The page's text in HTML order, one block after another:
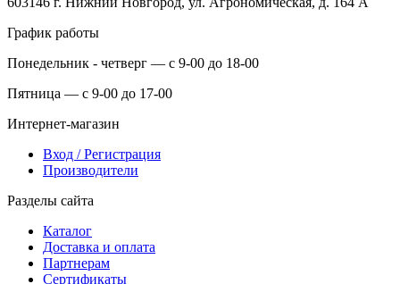
График работы
Понедельник - четверг — с 9-00 до 18-00
Пятница — с 9-00 до 17-00
Интернет-магазин
Вход / Регистрация
Производители
Разделы сайта
Каталог
Доставка и оплата
Партнерам
Сертификаты